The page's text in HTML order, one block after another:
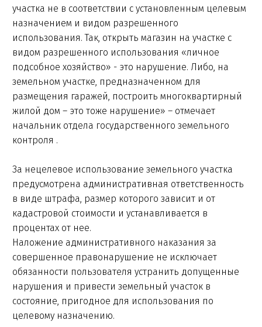
участка не в соответствии с установленным целевым
назначением и видом разрешенного
использования. Так, открыть магазин на участке с
видом разрешенного использования «личное
подсобное хозяйство» - это нарушение. Либо, на
земельном участке, предназначенном для
размещения гаражей, построить многоквартирный
жилой дом – это тоже нарушение» – отмечает
начальник отдела государственного земельного
контроля .
За нецелевое использование земельного участка
предусмотрена административная ответственность
в виде штрафа, размер которого зависит и от
кадастровой стоимости и устанавливается в
процентах от нее.
Наложение административного наказания за
совершенное правонарушение не исключает
обязанности пользователя устранить допущенные
нарушения и привести земельный участок в
состояние, пригодное для использования по
целевому назначению.